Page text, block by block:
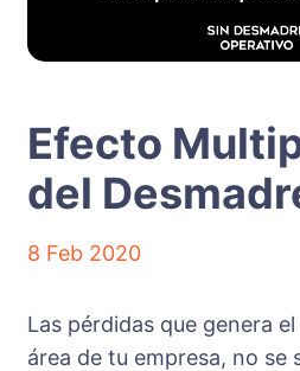
Efecto
del
8 Feb 2020
Las pérdidas que genera
área de tu empresa, no se